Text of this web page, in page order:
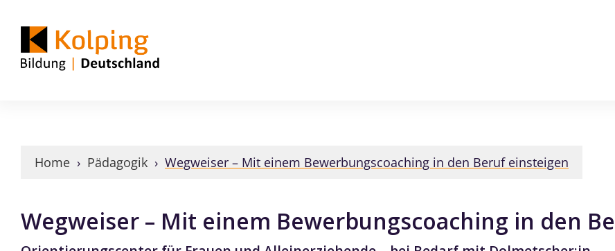
Home › Pädagogik › Wegweiser – Mit einem Bewerbungscoaching in den Beruf einsteigen
Wegweiser – Mit einem Bewerbungscoaching in den